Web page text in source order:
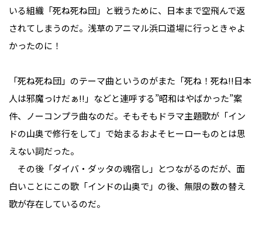
いる組織「死ね死ね団」と戦うために、日本まで空飛んで返
されてしまうのだ。浅草のアニマル浜口道場に行っときゃよ
かったのに！
「死ね死ね団」のテーマ曲というのがまた「死ね！死ね!!日本
人は邪魔っけだぁ!!」などと連呼する”昭和はやばかった”案
件、ノーコンプラ曲なのだ。そもそもドラマ主題歌が「イン
ドの山奥で修行をして」で始まるおよそヒーローものとは思
えない詞だった。
その後「ダイバ・ダッタの魂宿し」とつながるのだが、面
白いことにこの歌「インドの山奥で」の後、無限の数の替え
歌が存在しているのだ。